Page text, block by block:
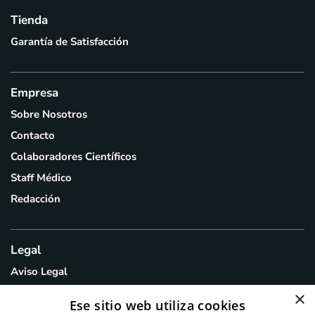
Tienda
Garantía de Satisfacción
Empresa
Sobre Nosotros
Contacto
Colaboradores Científicos
Staff Médico
Redacción
Legal
Aviso Legal
Política de Cookies
×
Ese sitio web utiliza cookies